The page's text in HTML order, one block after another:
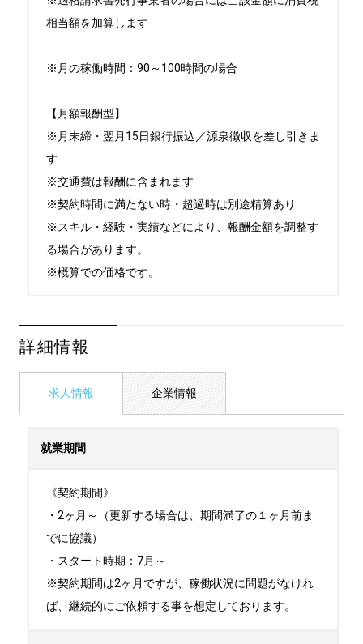
相当額を加算します
※月の稼働時間：90～100時間の場合
【月額報酬型】
※月末締・翌月15日銀行振込／源泉徴収を差し引きま
す
※交通費は報酬に含まれます
※契約時間に満たない時・超過時は別途精算あり
※スキル・経験・実績などにより、報酬金額を調整す
る場合があります。
※概算での価格です。
詳細情報
求人情報 企業情報
就業期間
《契約期間》
・2ヶ月～（更新する場合は、期間満了の１ヶ月前ま
でに協議）
・スタート時期：7月～
※契約期間は2ヶ月ですが、稼働状況に問題がなけれ
ば、継続的にご依頼する事を想定しております。